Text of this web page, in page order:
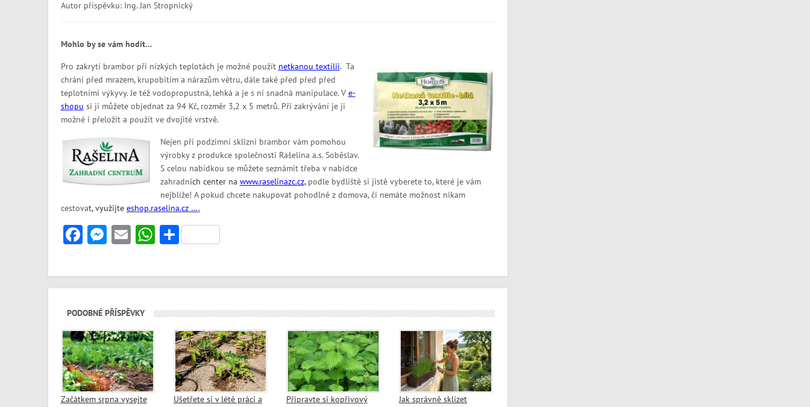
Autor příspěvku: Ing. Jan Stropnický
Mohlo by se vám hodit…
Pro zakrytí brambor při nízkých teplotách je možné použít netkanou textílii. Ta
chrání před mrazem, krupobitím a nárazům větru, dále také před před před
teplotními výkyvy. Je též vodopropustná, lehká a je s ní snadná manipulace. V e-
shopu si ji můžete objednat za 94 Kč, rozměr 3,2 x 5 metrů. Při zakrývání je ji
možné i přeložit a použít ve dvojité vrstvě.
Nejen při podzimní sklizni brambor vám pomohou
výrobky z produkce společnosti Rašelina a.s. Soběslav.
S celou nabídkou se můžete seznámit třeba v nabídce
zahradních center na www.raselinazc.cz,podle bydliště si jistě vyberete to, které je vám
nejblíže! A pokud chcete nakupovat pohodlně z domova, či nemáte možnost nikam
cestovat,využijte eshop.raselina.cz ….
Facebook
Messenger
EmailWhatsApp
Share
PODOBNÉ PŘÍSPĚVKY
Začátkem srpna vysejte
Ušetřete si v létě práci a
Připravte si kopřivový
Jak správně sklízet